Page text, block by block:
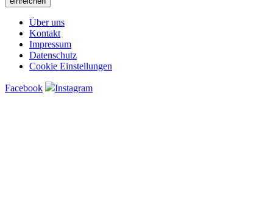
Über uns
Kontakt
Impressum
Datenschutz
Cookie Einstellungen
Facebook Instagram